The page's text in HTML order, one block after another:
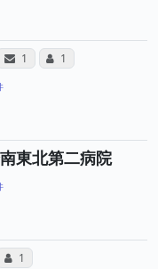
サンキューレター（合算）
1 病院と、所属医師
コミュニケーション
1 所属医師へ
東北第二病院
コミュニケーション・タイプ
1 所属医師へのコミ